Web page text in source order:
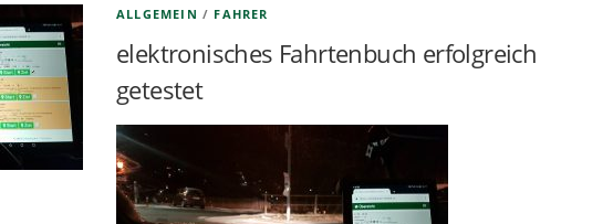
ALLGEMEIN / FAHRER
elektronisches Fahrtenbuch erfolgreich
getestet